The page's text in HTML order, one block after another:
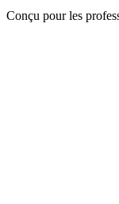
Conçu pour les